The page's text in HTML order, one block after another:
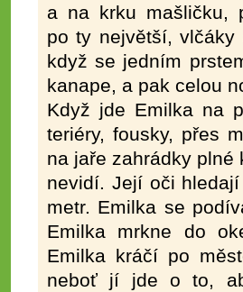
a na krku mašličku,
po ty největší, vlčáky
když se jedním
kanape, a pak celou
Když jde Emilka na
teriéry, fousky, přes
na jaře zahrádky
nevidí. Její oči
metr. Emilka se
Emilka mrkne do
Emilka kráčí po
neboť jí jde o to,